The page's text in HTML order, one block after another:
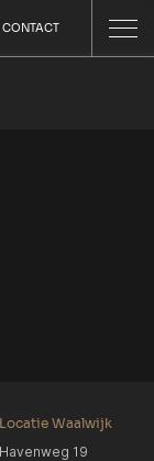
CONTACT
Locatie Waalwijk
Havenweg 19